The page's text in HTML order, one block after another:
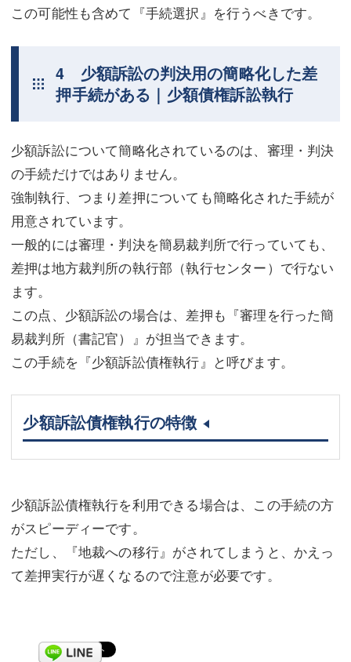
この可能性も含めて『手続選択』を行うべきです。
4 少額訴訟の判決用の簡略化した差
押手続がある｜少額債権訴訟執行
少額訴訟について簡略化されているのは、審理・判決
の手続だけではありません。
強制執行、つまり差押についても簡略化された手続が
用意されています。
一般的には審理・判決を簡易裁判所で行っていても、
差押は地方裁判所の執行部（執行センター）で行ない
ます。
この点、少額訴訟の場合は、差押も『審理を行った簡
易裁判所（書記官）』が担当できます。
この手続を『少額訴訟債権執行』と呼びます。
少額訴訟債権執行の特徴
少額訴訟債権執行を利用できる場合は、この手続の方
がスピーディーです。
ただし、『地裁への移行』がされてしまうと、かえっ
て差押実行が遅くなるので注意が必要です。